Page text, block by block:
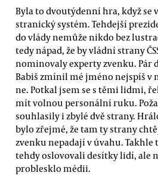
Byla to dvoutýdenní hra, když se
stranický systém. Tehdejší
do vlády nemůže nikdo bez
tedy nápad, že by vládní strany
nominovaly experty zvenku. Pár
Babiš zmínil mé jméno nejspíš v
ne. Potkal jsem se s těmi lidmi,
mít volnou personální ruku.
souhlasily i zbylé dvě strany.
bylo zřejmé, že tam ty strany
zvenku nepadají v úvahu. Takhle
tehdy oslovovali desítky lidí, ale
problesklo médii.